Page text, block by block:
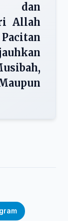
dan
Allah